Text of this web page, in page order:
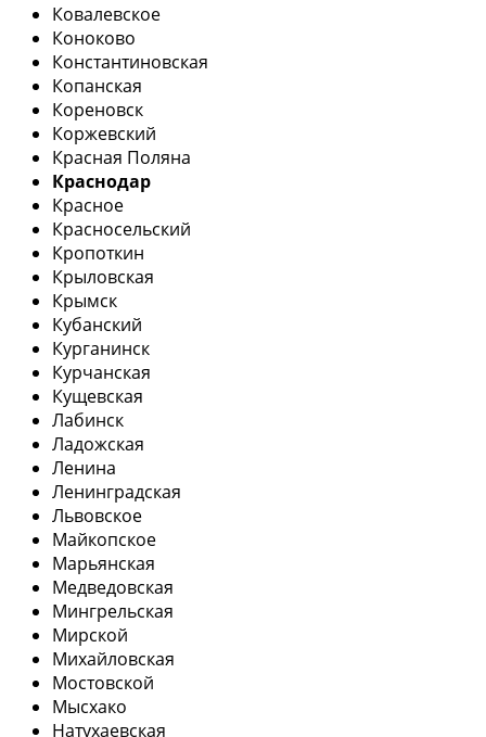
Ковалевское
Коноково
Константиновская
Копанская
Кореновск
Коржевский
Красная Поляна
Краснодар
Красное
Красносельский
Кропоткин
Крыловская
Крымск
Кубанский
Курганинск
Курчанская
Кущевская
Лабинск
Ладожская
Ленина
Ленинградская
Львовское
Майкопское
Марьянская
Медведовская
Мингрельская
Мирской
Михайловская
Мостовской
Мысхако
Натухаевская